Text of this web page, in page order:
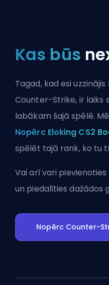
Kas būs
Tagad, kad esi
Counter-Strike, ir laiks
labākam šajā spēlē.
Nopērc Eloking CS2
spēlēt tajā rank, ko tu
Vai arī vari
un piedalīties dažādos
Nopērc Counter-